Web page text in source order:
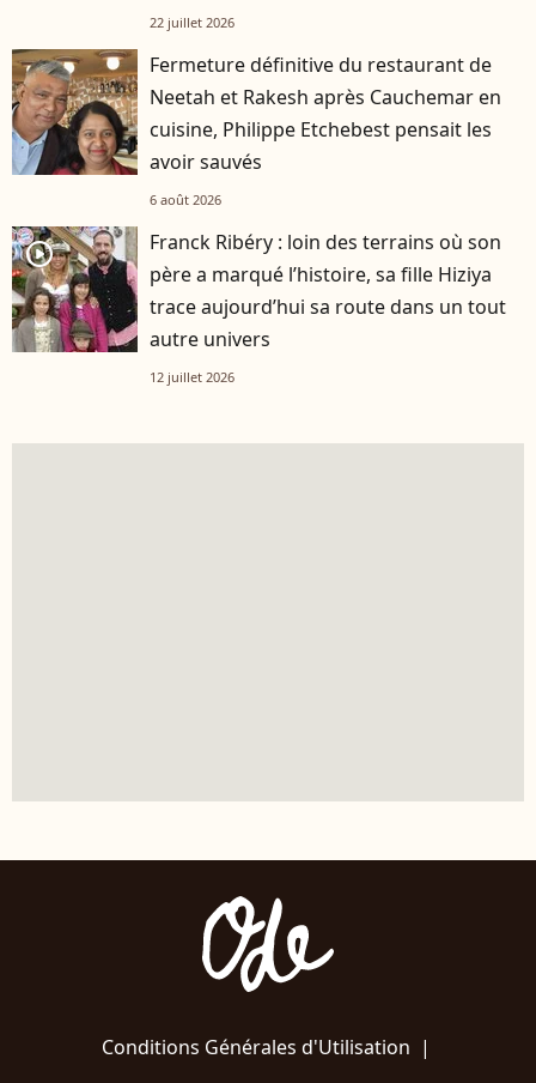
22 juillet 2026
Fermeture définitive du restaurant de
Neetah et Rakesh après Cauchemar en
cuisine, Philippe Etchebest pensait les
avoir sauvés
6 août 2026
player2
Franck Ribéry : loin des terrains où son
père a marqué l’histoire, sa fille Hiziya
trace aujourd’hui sa route dans un tout
autre univers
12 juillet 2026
Conditions Générales d'Utilisation |